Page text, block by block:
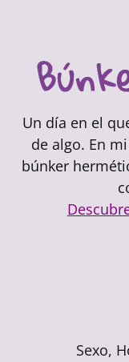
Un día en el
de algo. En
búnker
Sexo,